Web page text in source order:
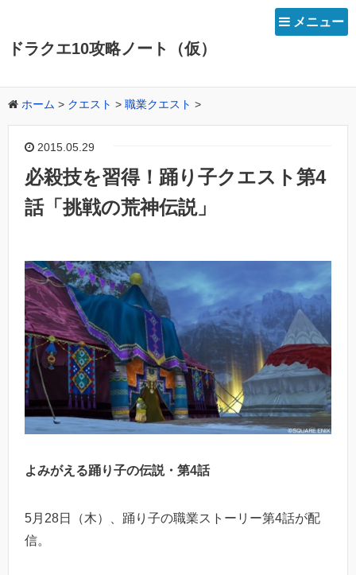
メニュー
ドラクエ10攻略ノート（仮）
ホーム > クエスト > 職業クエスト >
2015.05.29
必殺技を習得！踊り子クエスト第4
話「挑戦の荒神伝説」
よみがえる踊り子の伝説・第4話
5月28日（木）、踊り子の職業ストーリー第4話が配
信。